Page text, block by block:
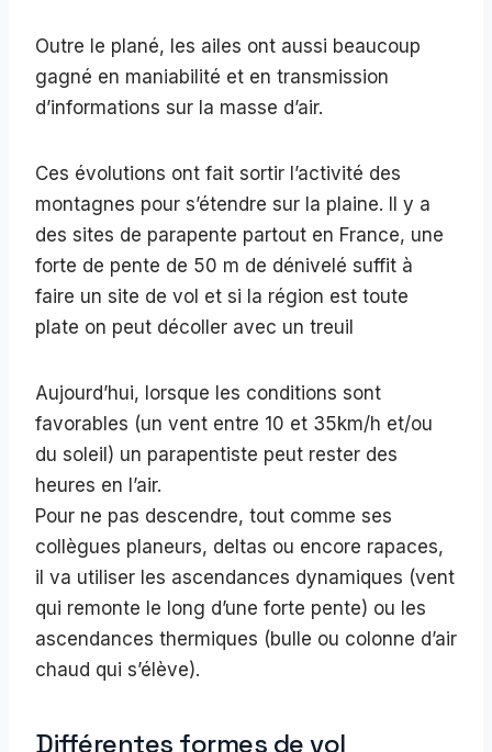
Outre le plané, les ailes ont aussi beaucoup
gagné en maniabilité et en transmission
d’informations sur la masse d’air.
Ces évolutions ont fait sortir l’activité des
montagnes pour s’étendre sur la plaine. Il y a
des sites de parapente partout en France, une
forte de pente de 50 m de dénivelé suffit à
faire un site de vol et si la région est toute
plate on peut décoller avec un treuil
Aujourd’hui, lorsque les conditions sont
favorables (un vent entre 10 et 35km/h et/ou
du soleil) un parapentiste peut rester des
heures en l’air.
Pour ne pas descendre, tout comme ses
collègues planeurs, deltas ou encore rapaces,
il va utiliser les ascendances dynamiques (vent
qui remonte le long d’une forte pente) ou les
ascendances thermiques (bulle ou colonne d’air
chaud qui s’élève).
Différentes formes de vol